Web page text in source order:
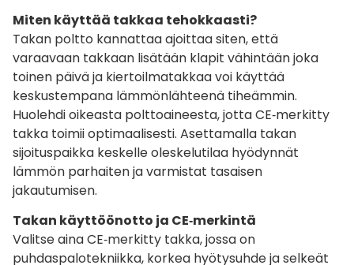
Miten käyttää takkaa tehokkaasti?
Takan poltto kannattaa ajoittaa siten, että
varaavaan takkaan lisätään klapit vähintään joka
toinen päivä ja kiertoilmatakkaa voi käyttää
keskustempana lämmönlähteenä tiheämmin.
Huolehdi oikeasta polttoaineesta, jotta CE‑merkitty
takka toimii optimaalisesti. Asettamalla takan
sijoituspaikka keskelle oleskelutilaa hyödynnät
lämmön parhaiten ja varmistat tasaisen
jakautumisen.
Takan käyttöönotto ja CE‑merkintä
Valitse aina CE‑merkitty takka, jossa on
puhdaspalotekniikka, korkea hyötysuhde ja selkeät